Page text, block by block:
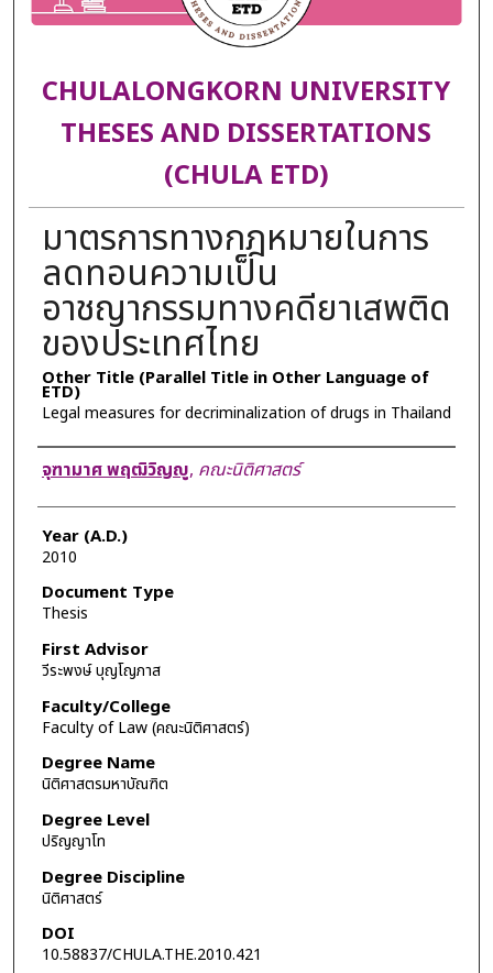
CHULALONGKORN UNIVERSITY
THESES AND DISSERTATIONS
(CHULA ETD)
มาตรการทางกฎหมายในการ
ลดทอนความเป็น
อาชญากรรมทางคดียาเสพติด
ของประเทศไทย
Other Title (Parallel Title in Other Language of
ETD)
Legal measures for decriminalization of drugs in Thailand
Author
จุฑามาศ พฤฒิวิญญู, คณะนิติศาสตร์
Year (A.D.)
2010
Document Type
Thesis
First Advisor
วีระพงษ์ บุญโญภาส
Faculty/College
Faculty of Law (คณะนิติศาสตร์)
Degree Name
นิติศาสตรมหาบัณฑิต
Degree Level
ปริญญาโท
Degree Discipline
นิติศาสตร์
DOI
10.58837/CHULA.THE.2010.421